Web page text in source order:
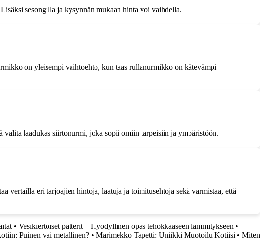
sesongilla ja kysynnän mukaan hinta voi vaihdella.
on yleisempi vaihtoehto, kun taas rullanurmikko on kätevämpi
valita laadukas siirtonurmi, joka sopii omiin tarpeisiin ja ympäristöön.
vertailla eri tarjoajien hintoja, laatuja ja toimitusehtoja sekä varmistaa, että
• Vesikiertoiset patterit – Hyödyllinen opas tehokkaaseen lämmitykseen •
Puinen vai metallinen? • Marimekko Tapetti: Uniikki Muotoilu Kotiisi • Miten